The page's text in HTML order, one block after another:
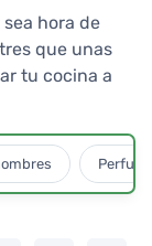
hora de
que unas
tu cocina a